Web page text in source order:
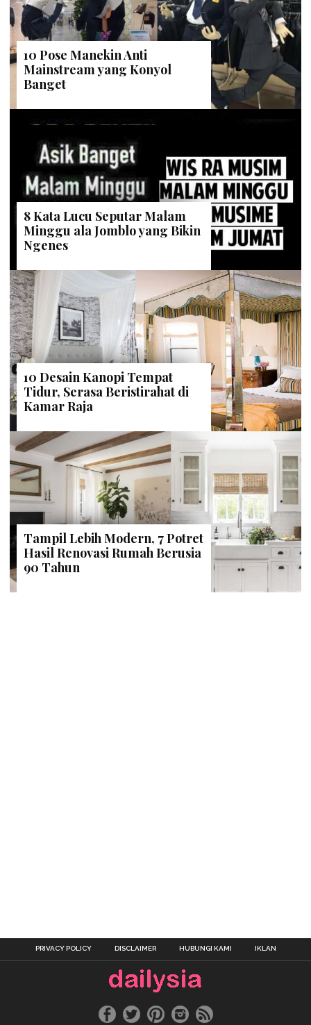
10 Pose Manekin Anti
Mainstream yang Konyol
Banget
8 Kata Lucu Seputar Malam
Minggu ala Jomblo yang Bikin
Ngenes
10 Desain Kanopi Tempat
Tidur, Serasa Beristirahat di
Kamar Raja
Tampil Lebih Modern, 7 Potret
Hasil Renovasi Rumah Berusia
90 Tahun
PRIVACY POLICY DISCLAIMER HUBUNGI KAMI IKLAN